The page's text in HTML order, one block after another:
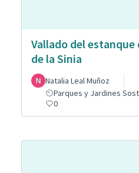
Vallado del estanque
de la Sinia
Natalia Leal Muñoz
Parques y Jardines
0